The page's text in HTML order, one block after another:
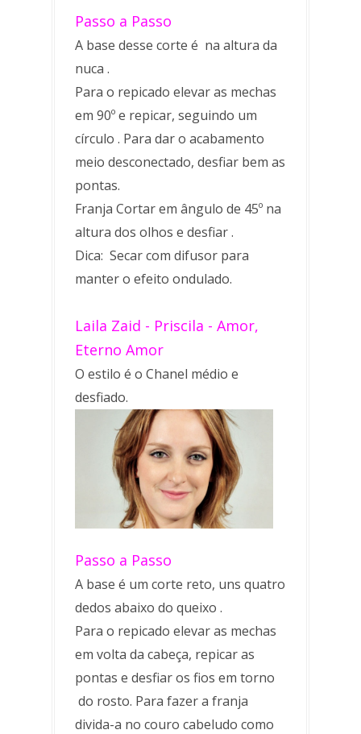
Passo a Passo
A base desse corte é na altura da
nuca .
Para o repicado elevar as mechas
em 90º e repicar, seguindo um
círculo . Para dar o acabamento
meio desconectado, desfiar bem as
pontas.
Franja Cortar em ângulo de 45º na
altura dos olhos e desfiar .
Dica: Secar com difusor para
manter o efeito ondulado.
Laila Zaid - Priscila - Amor,
Eterno Amor
O estilo é o Chanel médio e
desfiado.
Passo a Passo
A base é um corte reto, uns quatro
dedos abaixo do queixo .
Para o repicado elevar as mechas
em volta da cabeça, repicar as
pontas e desfiar os fios em torno
do rosto. Para fazer a franja
divida-a no couro cabeludo como